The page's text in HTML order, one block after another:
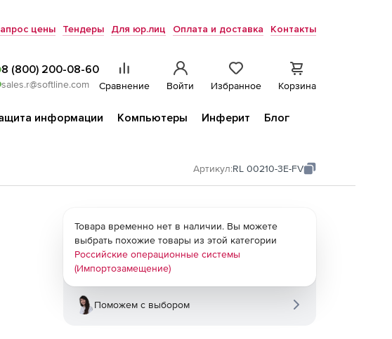
цены Тендеры Для юр.лиц Оплата и доставка Контакты
8 (800) 200-08-60
sales.r@softline.com Сравнение Войти Избранное Корзина
информации Компьютеры Инферит
Блог
Артикул:RL 00210-3E-FV
Товара временно нет в наличии. Вы можете
выбрать похожие товары из этой категории
Российские операционные системы
(Импортозамещение)
Поможем с выбором